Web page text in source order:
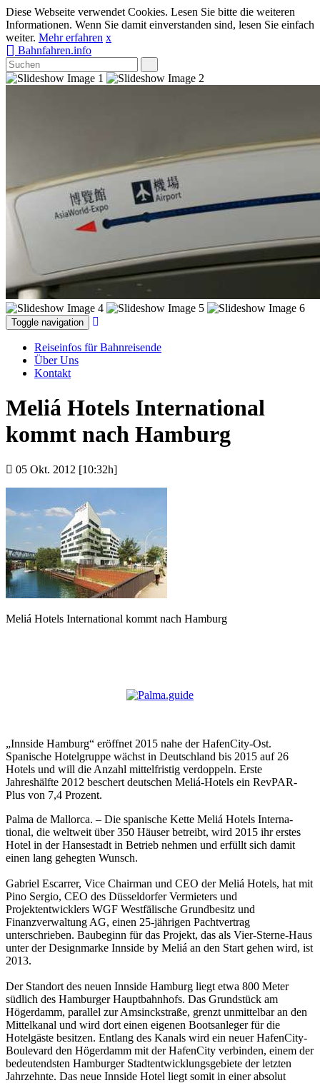
Diese Webseite verwendet Cookies. Lesen Sie bitte die weiteren
Informationen. Wenn Sie damit einverstanden sind, lesen Sie einfach
weiter. Mehr erfahren x
Bahnfahren.info
Toggle navigation
Reiseinfos für Bahnreisende
Über Uns
Kontakt
Meliá Hotels International
kommt nach Hamburg
05 Okt. 2012 [10:32h]
Meliá Hotels International kommt nach Hamburg
„Innside Hamburg“ eröffnet 2015 nahe der HafenCity-Ost.
Spanische Hotelgruppe wächst in Deutschland bis 2015 auf 26
Hotels und will die Anzahl mittelfristig verdoppeln. Erste
Jahreshälfte 2012 beschert deutschen Meliá-Hotels ein RevPAR-
Plus von 7,4 Prozent.
Palma de Mallorca. – Die spanische Kette Meliá Hotels Interna­
tional, die weltweit über 350 Häuser betreibt, wird 2015 ihr erstes
Hotel in der Hansestadt in Betrieb nehmen und erfüllt sich damit
einen lang gehegten Wunsch.
Gabriel Escarrer, Vice Chairman und CEO der Meliá Hotels, hat mit
Pino Sergio, CEO des Düsseldorfer Vermieters und
Projektentwicklers WGF Westfälische Grundbesitz und
Finanzverwaltung AG, einen 25-jährigen Pachtvertrag
unterschrieben. Baubeginn für das Projekt, das als Vier-Sterne-Haus
unter der Designmarke Innside by Meliá an den Start gehen wird, ist
2013.
Der Standort des neuen Innside Hamburg liegt etwa 800 Meter
südlich des Hambur­ger Hauptbahnhofs. Das Grundstück am
Högerdamm, parallel zur Amsinckstraße, grenzt unmittelbar an den
Mittelkanal und wird dort einen eigenen Bootsanleger für die
Hotelgäste besitzen. Entlang des Kanals wird ein neuer HafenCity-
Boulevard den Högerdamm mit der HafenCity verbinden, einem der
bedeutendsten Hambur­ger Stadtentwicklungsgebiete der letzten
Jahrzehnte. Das neue Innside Hotel liegt somit in einer absolut